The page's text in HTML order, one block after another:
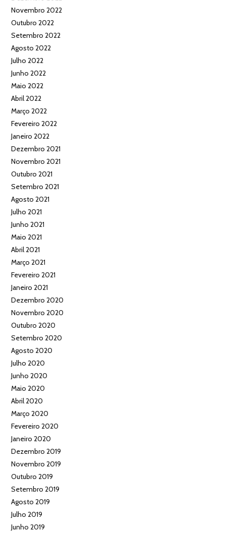
Novembro 2022
Outubro 2022
Setembro 2022
Agosto 2022
Julho 2022
Junho 2022
Maio 2022
Abril 2022
Março 2022
Fevereiro 2022
Janeiro 2022
Dezembro 2021
Novembro 2021
Outubro 2021
Setembro 2021
Agosto 2021
Julho 2021
Junho 2021
Maio 2021
Abril 2021
Março 2021
Fevereiro 2021
Janeiro 2021
Dezembro 2020
Novembro 2020
Outubro 2020
Setembro 2020
Agosto 2020
Julho 2020
Junho 2020
Maio 2020
Abril 2020
Março 2020
Fevereiro 2020
Janeiro 2020
Dezembro 2019
Novembro 2019
Outubro 2019
Setembro 2019
Agosto 2019
Julho 2019
Junho 2019